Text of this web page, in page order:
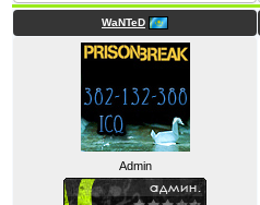
WaNTeD
Admin